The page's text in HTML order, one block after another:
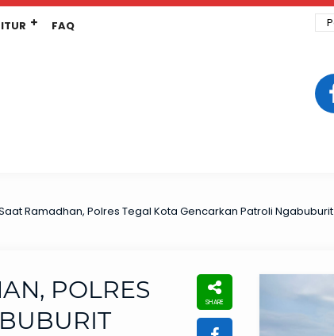
FAQ
Ramadhan, Polres Tegal Kota Gencarkan Patroli Ngabuburit
POLRES